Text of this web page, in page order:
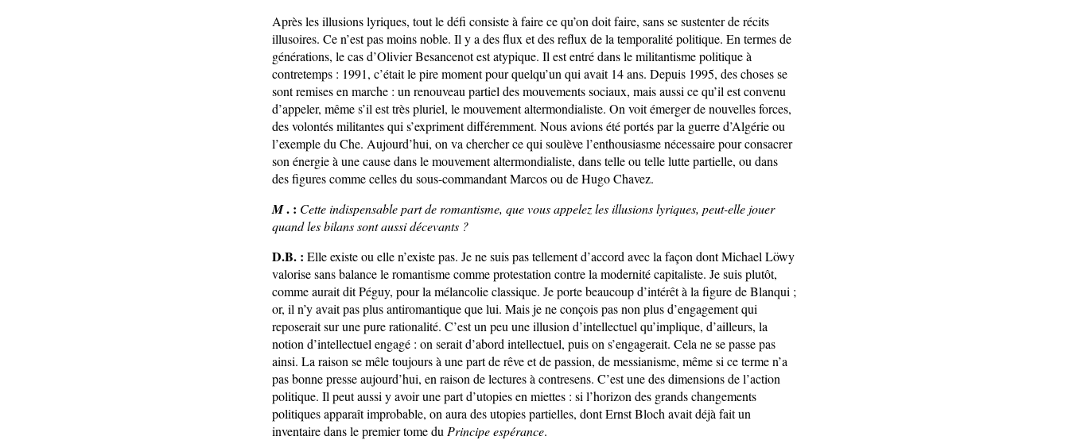
Après les illusions lyriques, tout le défi consiste à faire ce qu’on doit faire, sans se sustenter de récits
illusoires. Ce n’est pas moins noble. Il y a des flux et des reflux de la temporalité politique. En termes de
générations, le cas d’Olivier Besancenot est atypique. Il est entré dans le militantisme politique à
contretemps : 1991, c’était le pire moment pour quelqu’un qui avait 14 ans. Depuis 1995, des choses se
sont remises en marche : un renouveau partiel des mouvements sociaux, mais aussi ce qu’il est convenu
d’appeler, même s’il est très pluriel, le mouvement altermondialiste. On voit émerger de nouvelles forces,
des volontés militantes qui s’expriment différemment. Nous avions été portés par la guerre d’Algérie ou
l’exemple du Che. Aujourd’hui, on va chercher ce qui soulève l’enthousiasme nécessaire pour consacrer
son énergie à une cause dans le mouvement altermondialiste, dans telle ou telle lutte partielle, ou dans
des figures comme celles du sous-commandant Marcos ou de Hugo Chavez.
M. : Cette indispensable part de romantisme, que vous appelez les illusions lyriques, peut-elle jouer
quand les bilans sont aussi décevants ?
D.B. : Elle existe ou elle n’existe pas. Je ne suis pas tellement d’accord avec la façon dont Michael Löwy
valorise sans balance le romantisme comme protestation contre la modernité capitaliste. Je suis plutôt,
comme aurait dit Péguy, pour la mélancolie classique. Je porte beaucoup d’intérêt à la figure de Blanqui ;
or, il n’y avait pas plus antiromantique que lui. Mais je ne conçois pas non plus d’engagement qui
reposerait sur une pure rationalité. C’est un peu une illusion d’intellectuel qu’implique, d’ailleurs, la
notion d’intellectuel engagé : on serait d’abord intellectuel, puis on s’engagerait. Cela ne se passe pas
ainsi. La raison se mêle toujours à une part de rêve et de passion, de messianisme, même si ce terme n’a
pas bonne presse aujourd’hui, en raison de lectures à contresens. C’est une des dimensions de l’action
politique. Il peut aussi y avoir une part d’utopies en miettes : si l’horizon des grands changements
politiques apparaît improbable, on aura des utopies partielles, dont Ernst Bloch avait déjà fait un
inventaire dans le premier tome du Principe espérance.